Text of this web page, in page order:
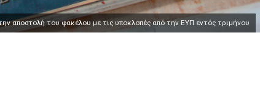
αποστολή του φακέλου με τις υποκλοπές από την ΕΥΠ εντός τριμήνου